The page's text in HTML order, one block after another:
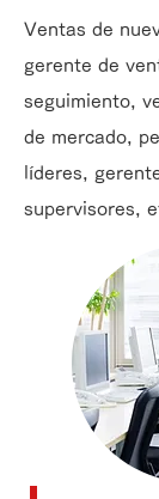
Ventas de
gerente de
seguimiento,
de mercado,
líderes,
supervisores,